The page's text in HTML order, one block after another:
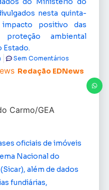
nesta quinta-
positivo das
ambiental
Estado.
Redação EDNews
Sem Comentários
oficiais de imóveis
Nacional do
além de dados
fundiárias,